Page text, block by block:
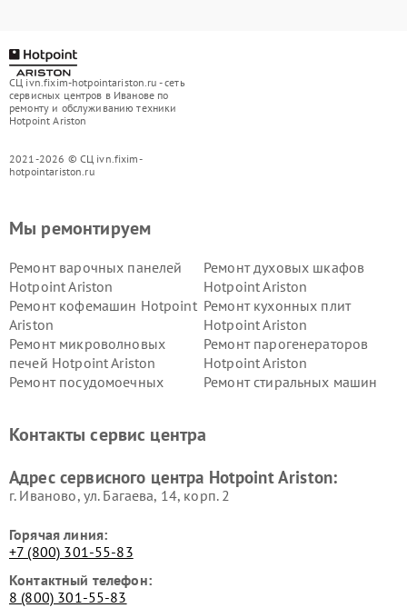
СЦ ivn.fixim-hotpointariston.ru - сеть
сервисных центров в Иванове по
ремонту и обслуживанию техники
Hotpoint Ariston
2021-2026 © СЦ ivn.fixim-
hotpointariston.ru
Мы ремонтируем
Ремонт варочных панелей
Hotpoint Ariston
Ремонт духовых шкафов
Hotpoint Ariston
Ремонт кофемашин Hotpoint
Ariston
Ремонт кухонных плит
Hotpoint Ariston
Ремонт микроволновых
печей Hotpoint Ariston
Ремонт парогенераторов
Hotpoint Ariston
Ремонт посудомоечных
Ремонт стиральных машин
Hotpoint Ariston
Hotpoint Ariston
Ariston
Hotpoint Ariston
Контакты сервис центра
Адрес сервисного центра Hotpoint Ariston:
г. Иваново, ул. Багаева, 14, корп. 2
Горячая линия:
+7 (800) 301-55-83
Контактный телефон:
8 (800) 301-55-83